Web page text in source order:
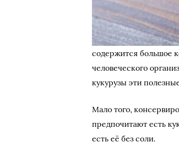
содержится большое
человеческого
кукурузы эти
Мало того,
предпочитают есть
есть её без соли.